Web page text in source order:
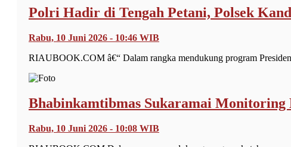
Polri Hadir di Tengah Petani, Polsek
Rabu, 10 Juni 2026 - 10:46 WIB
RIAUBOOK.COM â€“ Dalam rangka mendukung program
Bhabinkamtibmas Sukaramai Monitoring
Rabu, 10 Juni 2026 - 10:08 WIB